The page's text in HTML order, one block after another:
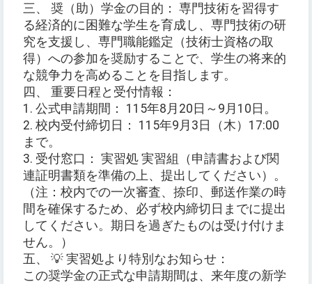
三、 奨（助）学金の目的： 専門技術を習得す
る経済的に困難な学生を育成し、専門技術の研
究を支援し、専門職能鑑定（技術士資格の取
得）への参加を奨励することで、学生の将来的
な競争力を高めることを目指します。
四、 重要日程と受付情報：
1. 公式申請期間： 115年8月20日～9月10日。
2. 校内受付締切日： 115年9月3日（木）17:00
まで。
3. 受付窓口： 実習処 実習組（申請書および関
連証明書類を準備の上、提出してください）。
（注：校内での一次審査、捺印、郵送作業の時
間を確保するため、必ず校内締切日までに提出
してください。期日を過ぎたものは受け付けま
せん。）
五、 💡 実習処より特別なお知らせ：
この奨学金の正式な申請期間は、来年度の新学